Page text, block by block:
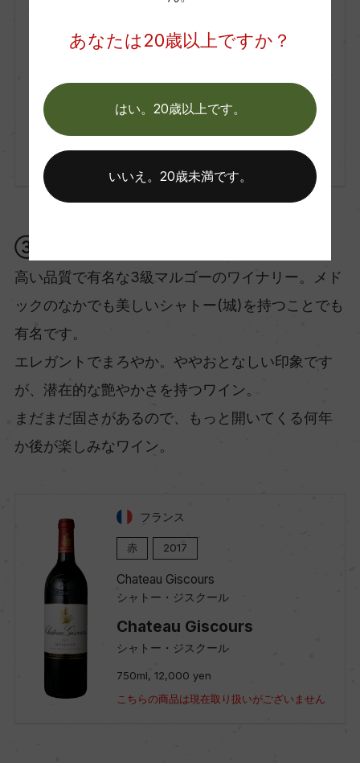
Chateau Lagrange
Chateau Lagrange
シャトー・ラグランジュ
750ml, 10,500 yen
こちらの商品は現在取り扱いがございません
③シャトー・ジスクール06’
高い品質で有名な3級マルゴーのワイナリー。メド
ックのなかでも美しいシャトー(城)を持つことでも
有名です。
エレガントでまろやか。ややおとなしい印象です
が、潜在的な艶やかさを持つワイン。
まだまだ固さがあるので、もっと開いてくる何年
か後が楽しみなワイン。
フランス
赤 2017
Chateau Giscours
シャトー・ジスクール
Chateau Giscours
シャトー・ジスクール
750ml, 12,000 yen
こちらの商品は現在取り扱いがございません
あなたは20歳以上ですか？
はい。20歳以上です。
いいえ。20歳未満です。